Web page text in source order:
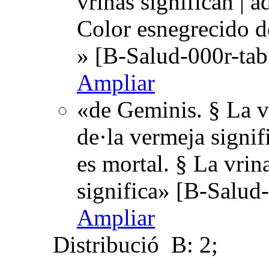
Color esnegrecido
» [B-Salud-000r-
Ampliar
«de Geminis. § La
de·la vermeja
es mortal. § La
significa» [B-
Ampliar
Distribució B: 2;